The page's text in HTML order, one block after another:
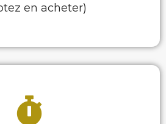
en acheter)